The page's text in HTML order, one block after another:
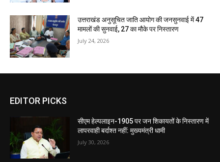
उत्तराखंड अनुसूचित जाति आयोग की जनसुनवाई में 47
मामलों की सुनवाई, 27 का मौके पर निस्तारण
July 24, 2026
EDITOR PICKS
सीएम हेल्पलाइन-1905 पर जन शिकायतों के निस्तारण में
लापरवाही बर्दाश्त नहीं: मुख्यमंत्री धामी
July 30, 2026